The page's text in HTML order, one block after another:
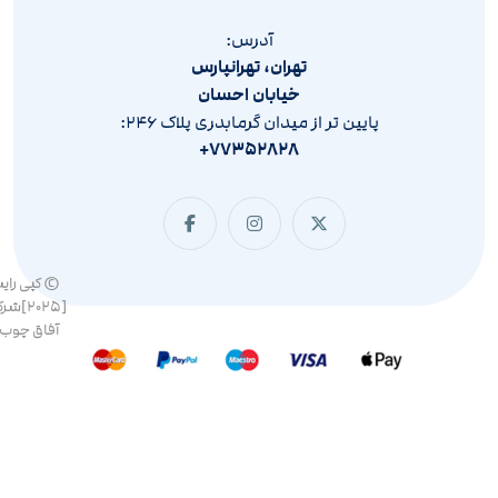
آدرس:
تهران، تهرانپارس
خیابان احسان
پایین تر از میدان گرمابدری پلاک ۲۴۶:
۷۷۳۵۲۸۲۸+
© کپی
آفاق